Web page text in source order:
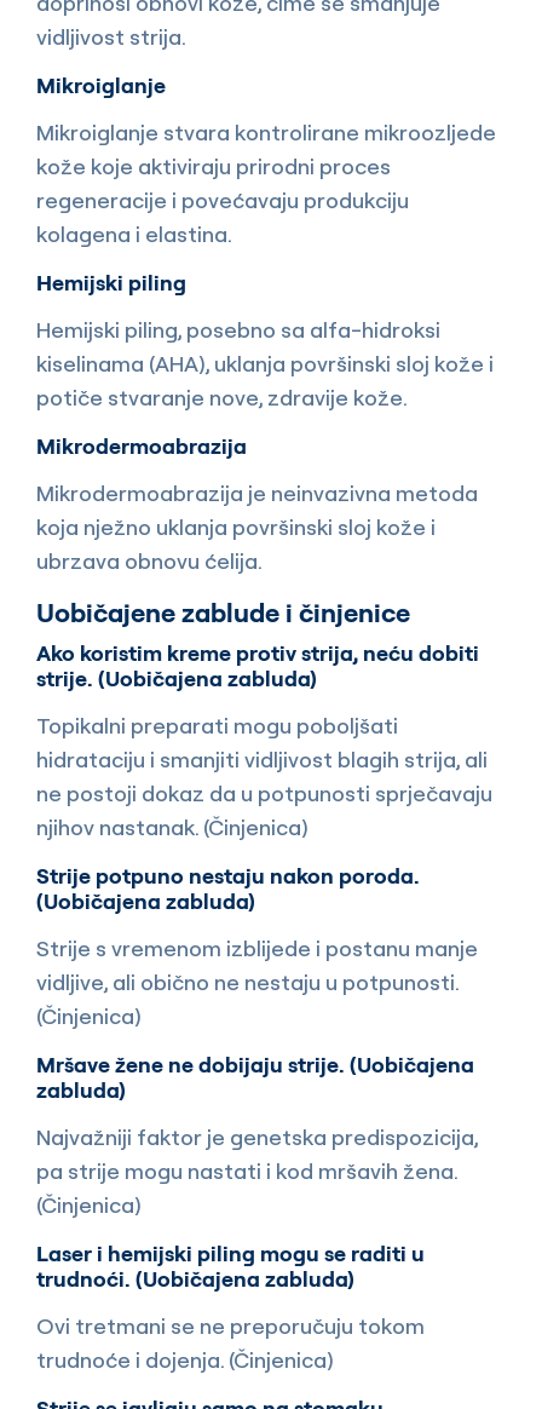
vidljivost strija.
Mikroiglanje
Mikroiglanje stvara kontrolirane mikroozljede
kože koje aktiviraju prirodni proces
regeneracije i povećavaju produkciju
kolagena i elastina.
Hemijski piling
Hemijski piling, posebno sa alfa-hidroksi
kiselinama (AHA), uklanja površinski sloj kože i
potiče stvaranje nove, zdravije kože.
Mikrodermoabrazija
Mikrodermoabrazija je neinvazivna metoda
koja nježno uklanja površinski sloj kože i
ubrzava obnovu ćelija.
Uobičajene zablude i činjenice
Ako koristim kreme protiv strija, neću dobiti
strije. (Uobičajena zabluda)
Topikalni preparati mogu poboljšati
hidrataciju i smanjiti vidljivost blagih strija, ali
ne postoji dokaz da u potpunosti sprječavaju
njihov nastanak. (Činjenica)
Strije potpuno nestaju nakon poroda.
(Uobičajena zabluda)
Strije s vremenom izblijede i postanu manje
vidljive, ali obično ne nestaju u potpunosti.
(Činjenica)
Mršave žene ne dobijaju strije. (Uobičajena
zabluda)
Najvažniji faktor je genetska predispozicija,
pa strije mogu nastati i kod mršavih žena.
(Činjenica)
Laser i hemijski piling mogu se raditi u
trudnoći. (Uobičajena zabluda)
Ovi tretmani se ne preporučuju tokom
trudnoće i dojenja. (Činjenica)